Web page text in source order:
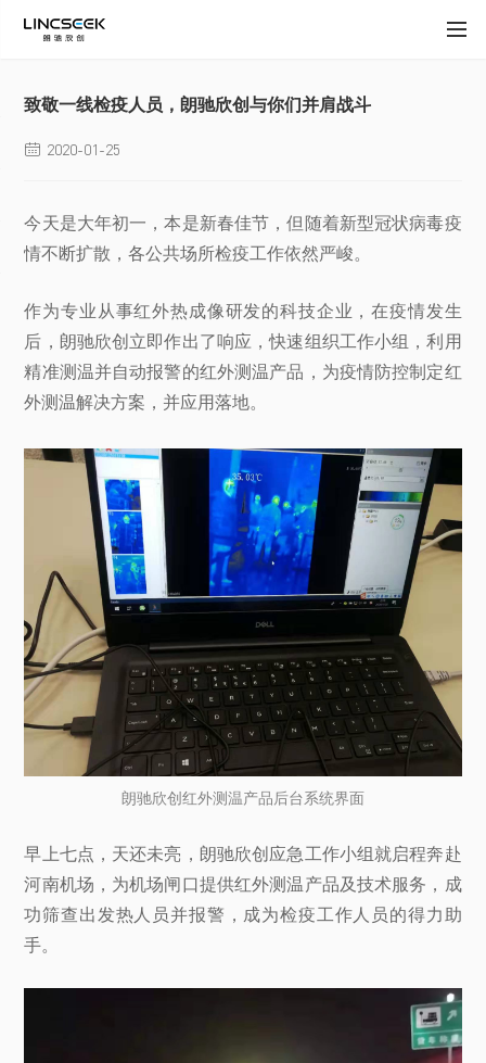
致敬一线检疫人员，朗驰欣创与你们并肩战斗
 2020-01-25
今天是大年初一，本是新春佳节，但随着新型冠状病毒疫
情不断扩散，各公共场所检疫工作依然严峻。
作为专业从事红外热成像研发的科技企业，在疫情发生
后，朗驰欣创立即作出了响应，快速组织工作小组，利用
精准测温并自动报警的红外测温产品，为疫情防控制定红
外测温解决方案，并应用落地。
朗驰欣创红外测温产品后台系统界面
早上七点，天还未亮，朗驰欣创应急工作小组就启程奔赴
河南机场，为机场闸口提供红外测温产品及技术服务，成
功筛查出发热人员并报警，成为检疫工作人员的得力助
手。